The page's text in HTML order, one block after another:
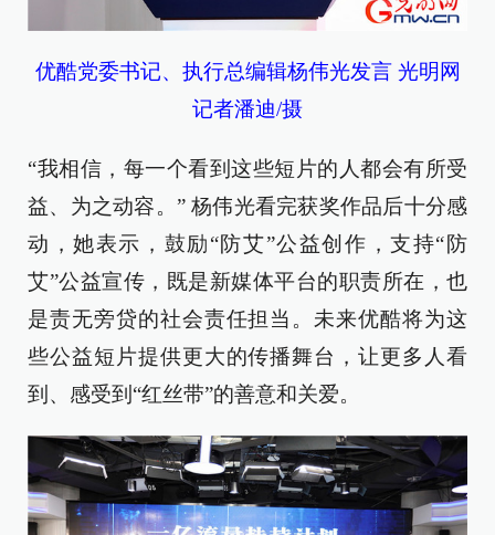
优酷党委书记、执行总编辑杨伟光发言 光明网
记者潘迪/摄
“我相信，每一个看到这些短片的人都会有所受
益、为之动容。” 杨伟光看完获奖作品后十分感
动，她表示，鼓励“防艾”公益创作，支持“防
艾”公益宣传，既是新媒体平台的职责所在，也
是责无旁贷的社会责任担当。未来优酷将为这
些公益短片提供更大的传播舞台，让更多人看
到、感受到“红丝带”的善意和关爱。